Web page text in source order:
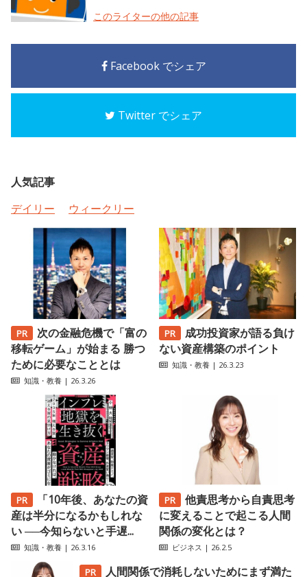
このライターの他の記事
Facebook でシェア
Twitter でシェア
人気記事
デイリー
ウィークリー
次の金融危機で「富の
移転ゲーム」が始まる 勝つ
ために必要なこととは
知識・教養 | 26.3.26
成功投資家が語る負け
ない資産構築のポイント
知識・教養 | 26.3.23
「10年後、あなたの資
産は半分になるかもしれな
い ──今知らないと手遅...
知識・教養 | 26.3.16
他責思考から自責思考
に変えることで起こる人間
関係の変化とは？
ビジネス | 26.2.5
人間関係で消耗しないためにまず満た